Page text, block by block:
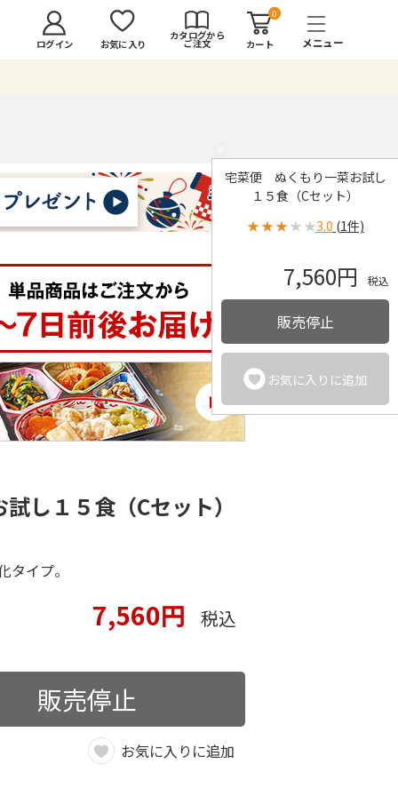
ログイン お気に入り
カタログから
ご注文
0
カート
宅菜便 ぬくもり一菜お試し
１５食（Cセット）
★★★★ ★3.0 (1件)
7,560円 税込
販売停止
お気に入りに追加
し１５食（Cセット）
イプ。
7,560円 税込
販売停止
お気に入りに追加